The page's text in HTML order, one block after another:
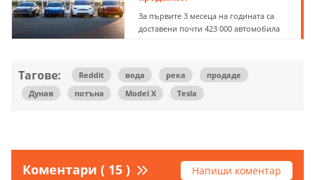
За първите 3 месеца на годината са
доставени почти 423 000 автомобила
Тагове: Reddit вода река
продаде
Дунав
потъна Model X Tesla
Коментари ( 15 ) Напиши коментар